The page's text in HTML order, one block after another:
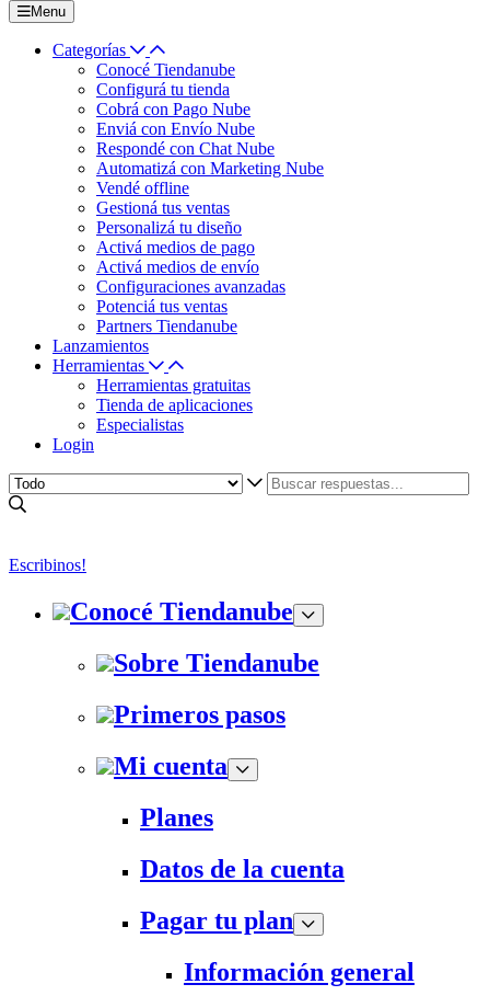
Menu
Categorías
Conocé Tiendanube
Configurá tu tienda
Cobrá con Pago Nube
Enviá con Envío Nube
Respondé con Chat Nube
Automatizá con Marketing Nube
Vendé offline
Gestioná tus ventas
Personalizá tu diseño
Activá medios de pago
Activá medios de envío
Configuraciones avanzadas
Potenciá tus ventas
Partners Tiendanube
Lanzamientos
Herramientas
Herramientas gratuitas
Tienda de aplicaciones
Especialistas
Login
Escribinos!
Conocé Tiendanube
Sobre Tiendanube
Primeros pasos
Mi cuenta
Planes
Datos de la cuenta
Pagar tu plan
Información general